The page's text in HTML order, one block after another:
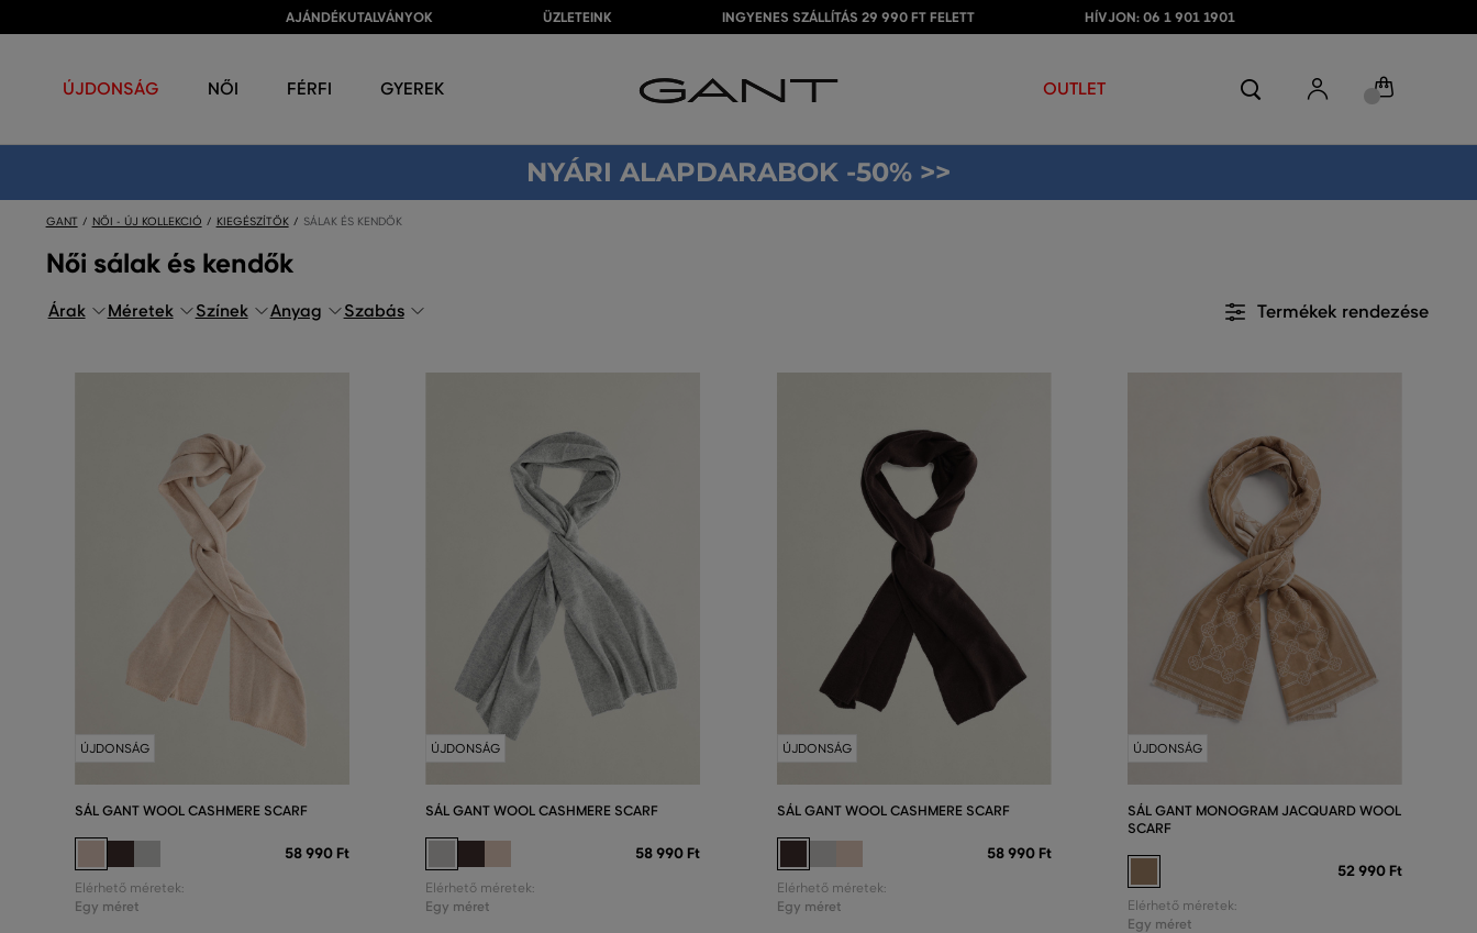
AJÁNDÉKUTALVÁNYOK ÜZLETEINK INGYENES SZÁLLÍTÁS 29 990 FT FELETT HÍVJON: 06 1 901 1901
ÚJDONSÁG NŐI FÉRFI GYEREK OUTLET
NYÁRI ALAPDARABOK -50% >>
GANT NŐI - ÚJ KOLLEKCIÓ KIEGÉSZÍTŐK SÁLAK ÉS KENDŐK
Női sálak és kendők
Árak Méretek Színek Anyag Szabás Termékek rendezése
ÚJDONSÁG
SÁL GANT WOOL CASHMERE SCARF
58 990 Ft
Elérhető méretek:
Egy méret
ÚJDONSÁG
SÁL GANT WOOL CASHMERE SCARF
58 990 Ft
Elérhető méretek:
Egy méret
ÚJDONSÁG
SÁL GANT WOOL CASHMERE SCARF
58 990 Ft
Elérhető méretek:
Egy méret
ÚJDONSÁG
SÁL GANT MONOGRAM JACQUARD WOOL
SCARF
52 990 Ft
Elérhető méretek:
Egy méret